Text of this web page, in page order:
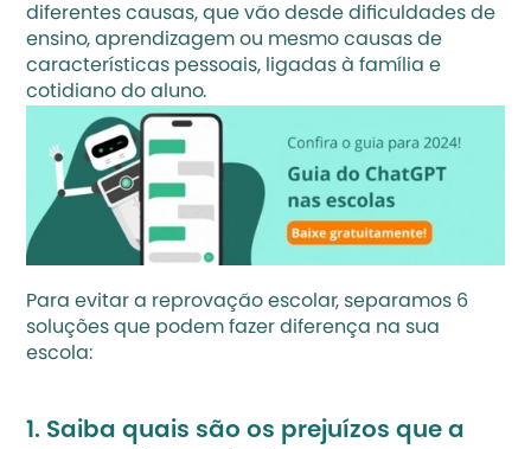
diferentes causas, que vão desde dificuldades de
ensino, aprendizagem ou mesmo causas de
características pessoais, ligadas à família e
cotidiano do aluno.
Para evitar a reprovação escolar, separamos 6
soluções que podem fazer diferença na sua
escola:
1. Saiba quais são os prejuízos que a